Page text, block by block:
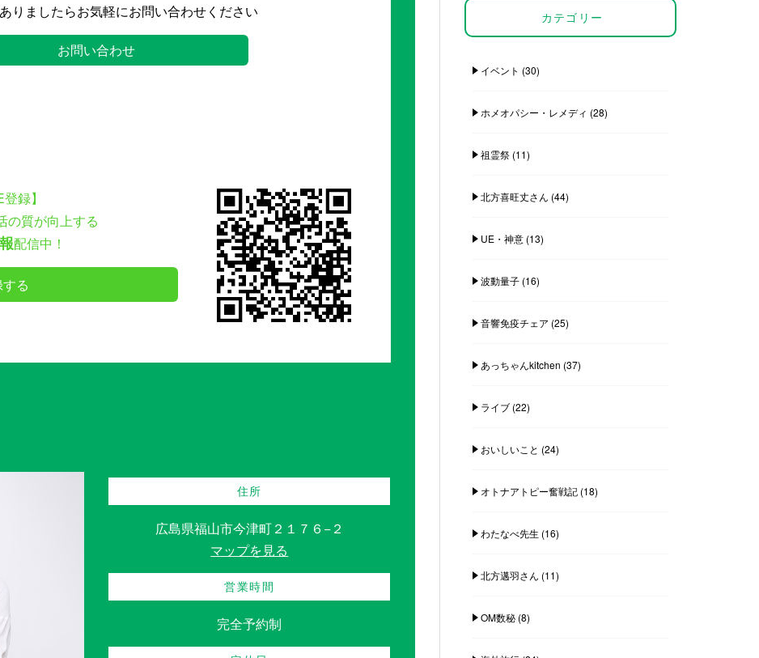
りましたらお気軽にお問い合わせください
お問い合わせ
登録】
の質が向上する
配信中！
る
住所
広島県福山市今津町２１７６−２
マップを見る
営業時間
完全予約制
カテゴリー
イベント (30)
ホメオパシー・レメディ (28)
祖霊祭(11)
北方喜旺丈さん (44)
UE・神意(13)
波動量子(16)
音響免疫チェア (25)
あっちゃんkitchen (37)
ライブ(22)
おいしいこと (24)
オトナアトピー奮戦記(18)
わたなべ先生 (16)
北方邁羽さん (11)
OM数秘(8)